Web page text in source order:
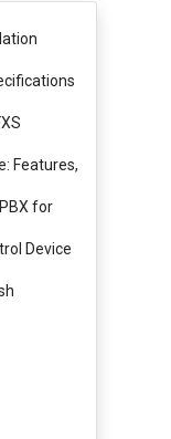
Features,
for
Device